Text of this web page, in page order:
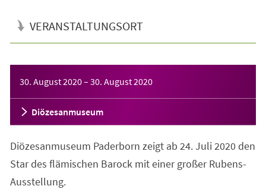
VERANSTALTUNGSORT
30. August 2020– 30. August 2020
Diözesanmuseum
Diözesanmuseum Paderborn zeigt ab 24. Juli 2020 den
Star des flämischen Barock mit einer großer Rubens-
Ausstellung.